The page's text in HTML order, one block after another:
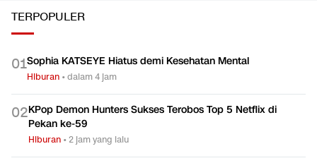
TERPOPULER
01Sophia KATSEYE Hiatus demi Kesehatan Mental
Hiburan •dalam 4 jam
02KPop Demon Hunters Sukses Terobos Top 5 Netflix di
Pekan ke-59
Hiburan •2 jam yang lalu